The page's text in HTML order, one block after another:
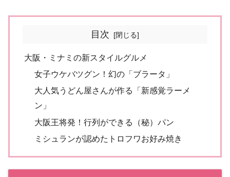
目次
大阪・ミナミの新スタイルグルメ
女子ウケバツグン！幻の「ブラータ」
大人気うどん屋さんが作る「新感覚ラーメ
ン」
大阪王将発！行列ができる（秘）パン
ミシュランが認めたトロフワお好み焼き